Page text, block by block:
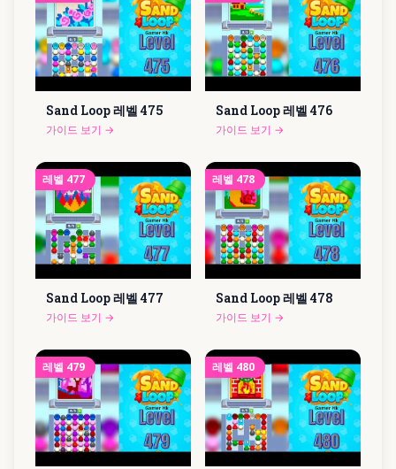
Sand Loop 레벨 475
가이드 보기 →
Sand Loop 레벨 476
가이드 보기 →
레벨 477
Sand Loop 레벨 477
가이드 보기 →
레벨 478
Sand Loop 레벨 478
가이드 보기 →
레벨 479 레벨 480